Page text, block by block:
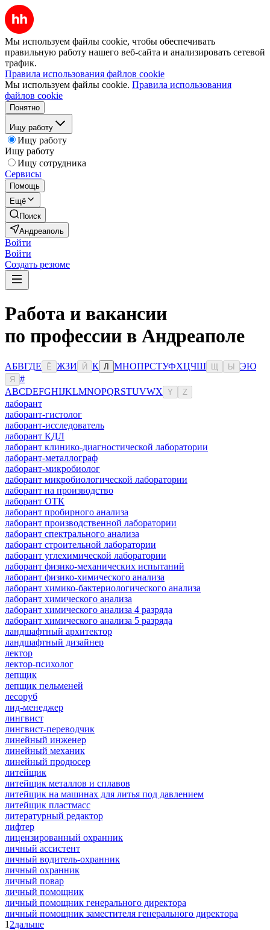
Мы используем файлы cookie, чтобы обеспечивать
правильную работу нашего веб-сайта и анализировать сетевой
трафик.
Правила использования файлов cookie
Мы используем файлы cookie. Правила использования
файлов cookie
Понятно
Ищу работу
Ищу работу
Ищу работу
Ищу сотрудника
Сервисы
Помощь
Ещё
Поиск
Андреаполь
Войти
Войти
Создать резюме
Работа и вакансии
по профессии в Андреаполе
АБВГДЕ Ё ЖЗИ Й К Л МНОПРСТУФХЦЧШ Ы ЭЮ
Я
#
ABCDEFGHIJKLMNOPQRSTUVWX Y Z
лаборант
лаборант-гистолог
лаборант-исследователь
лаборант КДЛ
лаборант клинико-диагностической лаборатории
лаборант-металлограф
лаборант-микробиолог
лаборант микробиологической лаборатории
лаборант на производство
лаборант ОТК
лаборант пробирного анализа
лаборант производственной лаборатории
лаборант спектрального анализа
лаборант строительной лаборатории
лаборант углехимической лаборатории
лаборант физико-механических испытаний
лаборант физико-химического анализа
лаборант химико-бактериологического анализа
лаборант химического анализа
лаборант химического анализа 4 разряда
лаборант химического анализа 5 разряда
ландшафтный архитектор
ландшафтный дизайнер
лектор
лектор-психолог
лепщик
лепщик пельменей
лесоруб
лид-менеджер
лингвист
лингвист-переводчик
линейный инженер
линейный механик
линейный продюсер
литейщик
литейщик металлов и сплавов
литейщик на машинах для литья под давлением
литейщик пластмасс
литературный редактор
лифтер
лицензированный охранник
личный ассистент
личный водитель-охранник
личный охранник
личный повар
личный помощник
личный помощник генерального директора
личный помощник заместителя генерального директора
1 2дальше